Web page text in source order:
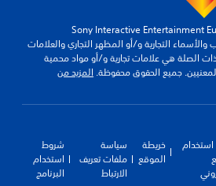
التجارية و/أو المظهر التجاري والعلامات
ذات الصلة هي علامات تجارية و/أو مواد محمية
جميع الحقوق محفوظة.المزيد من
خريطة
الموقع
سياسة
ملفات تعريف
الارتباط
شروط
استخدام
البرنامج